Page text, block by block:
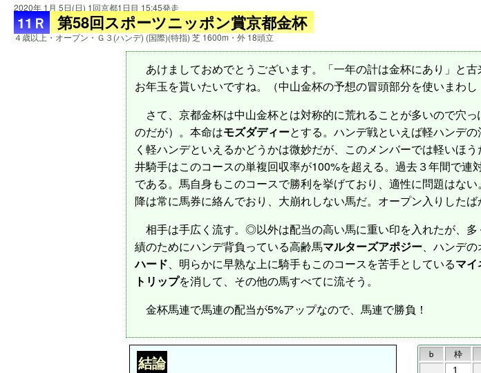
2020年 1月 5日(日) 1回京都1日目 15:45発走
11Ｒ 第58回スポーツニッポン賞京都金杯
４歳以上・オープン・Ｇ３(ハンデ) (国際)(特指) 芝 1600m・外 18頭立
あけましておめでとうございます。「一年の計は金杯にあり」と
お年玉を貰いたいですね。（中山金杯の予想の冒頭部分を使いまわし
さて、京都金杯は中山金杯とは対称的に荒れることが多いので穴
のだが）。本命はモズダディーとする。ハンデ戦といえば軽ハンデ
く軽ハンデといえるかどうかは微妙だが、このメンバーでは軽いほ
井騎手はこのコースの単複回収率が100%を超える。過去３年間で
である。馬自身もこのコースで勝利を挙げており、適性に問題はな
降は常に馬券に絡んでおり、大崩れしない馬だ。オープン入りしたば
相手は手広く流す。◎以外は配当の高い馬に重い印を入れたが、
績のためにハンデ背負っている高齢馬マルターズアポジー、ハンデ
ハード、明らかに早熟な上に騎手もこのコースを苦手としているマ
トリップを消して、その他の馬すべてに流そう。
金杯馬連で馬連の配当が5%アップなので、馬連で勝負！
結論 b 枠
1